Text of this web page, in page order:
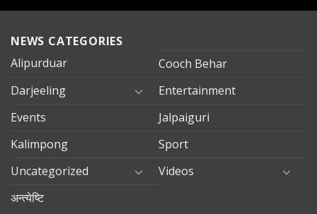
NEWS CATEGORIES
Alipurduar
Cooch Behar
Darjeeling
Entertainment
Events
Jalpaiguri
Kalimpong
Sport
Uncategorized
Videos
अन्त्येष्टि